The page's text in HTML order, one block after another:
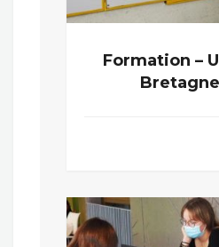
Formation –